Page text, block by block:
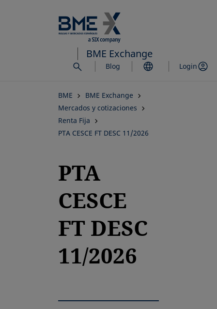
al
contenido
principal
BME Exchange
Blog Login
BME
BME Exchange
Mercados y cotizaciones
Renta Fija
PTA CESCE FT DESC 11/2026
PTA
CESCE
FT DESC
11/2026